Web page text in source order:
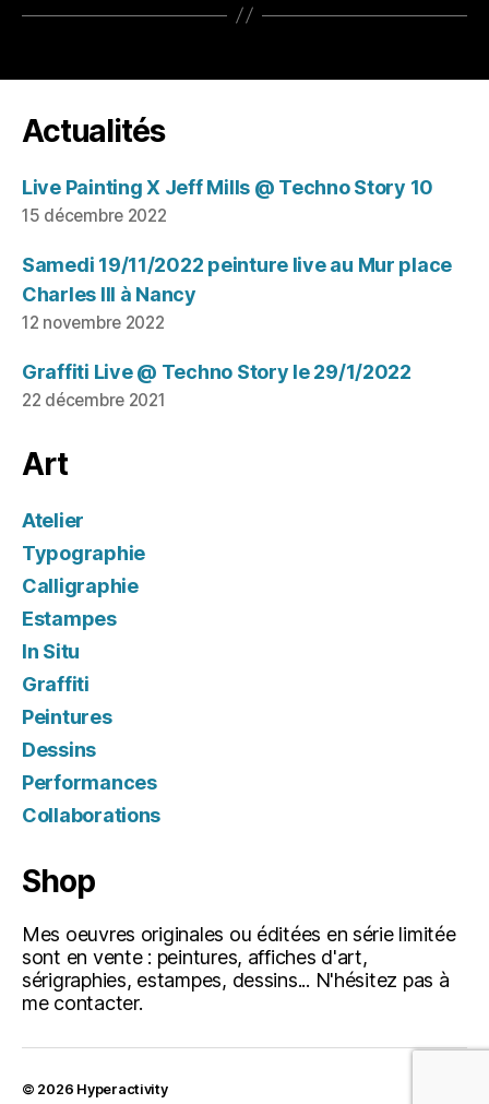
Actualités
Live Painting X Jeff Mills @ Techno Story 10
15 décembre 2022
Samedi 19/11/2022 peinture live au Mur place
Charles III à Nancy
12 novembre 2022
Graffiti Live @ Techno Story le 29/1/2022
22 décembre 2021
Art
Atelier
Typographie
Calligraphie
Estampes
In Situ
Graffiti
Peintures
Dessins
Performances
Collaborations
Shop
Mes oeuvres originales ou éditées en série limitée
sont en vente : peintures, affiches d'art,
sérigraphies, estampes, dessins... N'hésitez pas à
me contacter.
© 2026 Hyperactivity